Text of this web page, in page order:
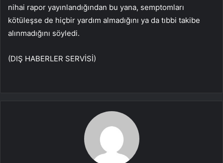
nihai rapor yayınlandığından bu yana, semptomları
kötüleşse de hiçbir yardım almadığını ya da tıbbi takibe
alınmadığını söyledi.
(DIŞ HABERLER SERVİSİ)